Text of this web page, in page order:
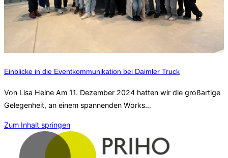
Einblicke in die Eventkommunikation bei Daimler Truck
Von Lisa Heine Am 11. Dezember 2024 hatten wir die großartige
Gelegenheit, an einem spannenden Works…
Zum Inhalt springen